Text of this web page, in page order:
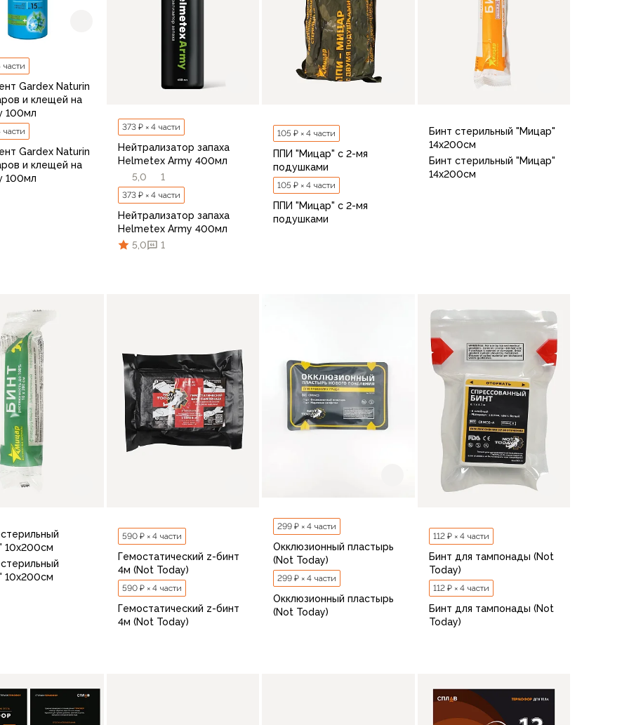
части
Gardex Naturin
и клещей на
100мл
части
Gardex Naturin
и клещей на
100мл
373 ₽ × 4 части
Нейтрализатор запаха
Helmetex Army 400мл
5,0
1
373 ₽ × 4 части
Нейтрализатор запаха
Helmetex Army 400мл
5,0
1
105 ₽ × 4 части
ППИ "Мицар" с 2-мя
подушками
105 ₽ × 4 части
ППИ "Мицар" с 2-мя
подушками
Бинт стерильный "Мицар"
14х200см
Бинт стерильный "Мицар"
14х200см
10х200см
10х200см
590 ₽ × 4 части
Гемостатический z-бинт
4м (Not Today)
590 ₽ × 4 части
Гемостатический z-бинт
4м (Not Today)
299 ₽ × 4 части
Окклюзионный пластырь
(Not Today)
299 ₽ × 4 части
Окклюзионный пластырь
(Not Today)
112 ₽ × 4 части
Бинт для тампонады (Not
Today)
112 ₽ × 4 части
Бинт для тампонады (Not
Today)
В корзину